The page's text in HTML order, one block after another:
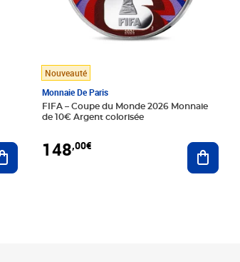
Ajouter au panier
Nouveauté
Monnaie De Paris
FIFA – Coupe du Monde 2026 Monnaie
de 10€ Argent colorisée
148,00€